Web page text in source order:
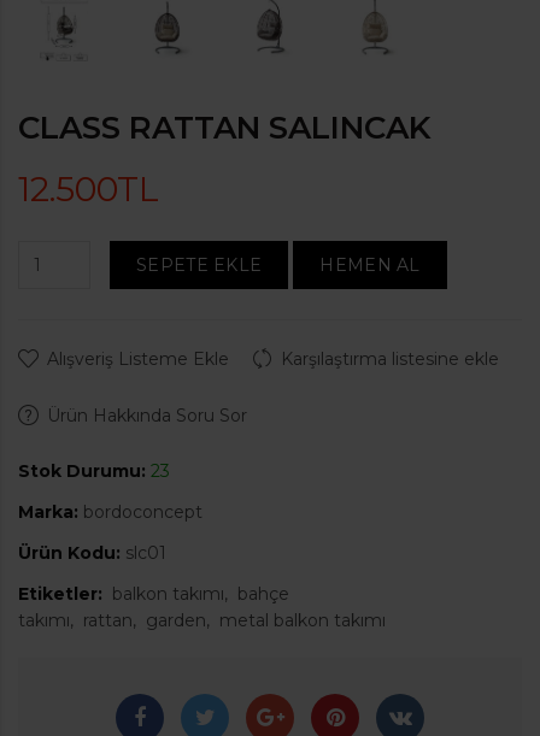
CLASS RATTAN SALINCAK
12.500TL
SEPETE EKLE HEMEN AL
Alışveriş Listeme Ekle Karşılaştırma listesine ekle
Ürün Hakkında Soru Sor
Stok Durumu: 23
Marka: bordoconcept
Ürün Kodu: slc01
Etiketler: balkon takımı
bahçe
takımı
rattan garden metal balkon takımı